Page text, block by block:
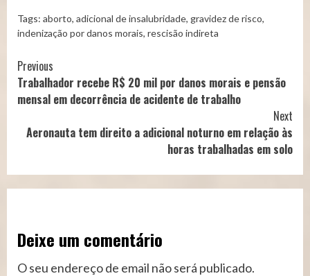
Tags: aborto, adicional de insalubridade, gravidez de risco,
indenização por danos morais, rescisão indireta
Continue
Reading
Previous
Trabalhador recebe R$ 20 mil por danos morais e pensão
mensal em decorrência de acidente de trabalho
Next
Aeronauta tem direito a adicional noturno em relação às
horas trabalhadas em solo
Deixe um comentário
O seu endereço de email não será publicado.